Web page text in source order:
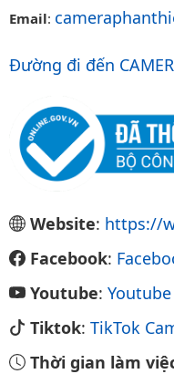
Email:
Đường đi đến
Website: https://
Facebook:
Youtube:
Tiktok: TikTok
Thời gian làm